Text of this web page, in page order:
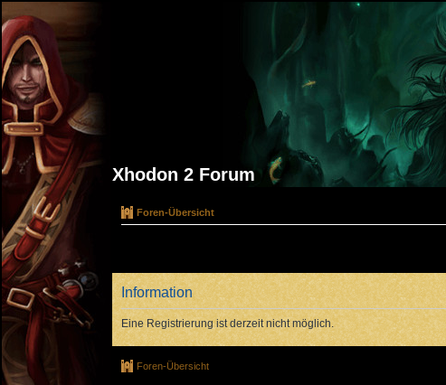
Xhodon 2 Forum
Foren-Übersicht
Information
Eine Registrierung ist derzeit nicht möglich.
Foren-Übersicht